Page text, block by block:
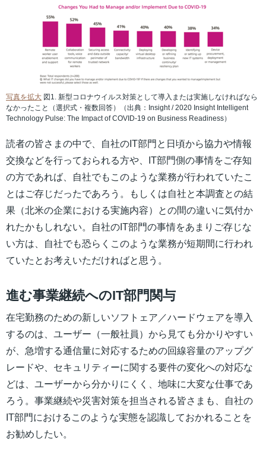
写真を拡大 図1. 新型コロナウイルス対策として導入または実施しなければなら
なかったこと（選択式・複数回答）（出典：Insight / 2020 Insight Intelligent
Technology Pulse: The Impact of COVID-19 on Business Readiness）
読者の皆さまの中で、自社のIT部門と日頃から協力や情報
交換などを行っておられる方や、IT部門側の事情をご存知
の方であれば、自社でもこのような業務が行われていたこ
とはご存じだったであろう。もしくは自社と本調査との結
果（北米の企業における実施内容）との間の違いに気付か
れたかもしれない。自社のIT部門の事情をあまりご存じな
い方は、自社でも恐らくこのような業務が短期間に行われ
ていたとお考えいただければと思う。
進む事業継続へのIT部門関与
在宅勤務のための新しいソフトェア／ハードウェアを導入
するのは、ユーザー（一般社員）から見ても分かりやすい
が、急増する通信量に対応するための回線容量のアップグ
レードや、セキュリティーに関する要件の変化への対応な
どは、ユーザーから分かりにくく、地味に大変な仕事であ
ろう。事業継続や災害対策を担当される皆さまも、自社の
IT部門におけるこのような実態を認識しておかれることを
お勧めしたい。